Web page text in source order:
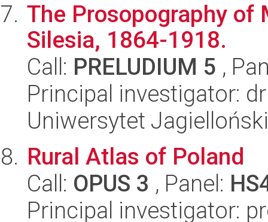
The Prosopography of
Silesia, 1864-1918.
Call: PRELUDIUM 5 ,
Principal investigator:
Uniwersytet
Rural Atlas of Poland
Call: OPUS 3 , Panel:
Principal investigator: